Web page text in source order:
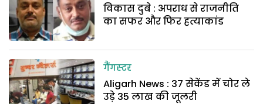
विकास दुबे : अपराध से राजनीति
का सफर और फिर हत्याकांड
गैंगस्टर
Aligarh News : 37 सेकेंड में चोर ले
उड़े 35 लाख की जूलरी